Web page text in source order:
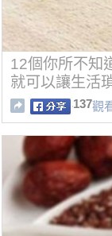
12個你所不知
就可以讓生活
137觀